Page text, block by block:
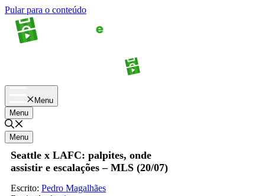
Pular para o conteúdo
Menu
Menu
Menu
Seattle x LAFC: palpites, onde
assistir e escalações – MLS (20/07)
Escrito: Pedro Magalhães